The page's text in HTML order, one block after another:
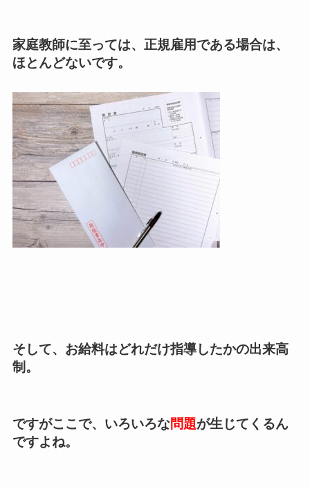
家庭教師に至っては、正規雇用である場合は、
ほとんどないです。
そして、お給料はどれだけ指導したかの出来高
制。
ですがここで、いろいろな問題が生じてくるん
ですよね。